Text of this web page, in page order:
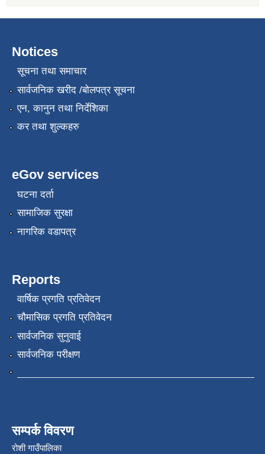
Notices
सूचना तथा समाचार
सार्वजनिक खरीद /बोलपत्र सूचना
एन, कानुन तथा निर्देशिका
कर तथा शुल्कहरु
eGov services
घटना दर्ता
सामाजिक सुरक्षा
नागरिक वडापत्र
Reports
वार्षिक प्रगति प्रतिवेदन
चौमासिक प्रगति प्रतिवेदन
सार्वजनिक सुनुवाई
सार्वजनिक परीक्षण
सम्पर्क विवरण
रोशी गाउँपालिका